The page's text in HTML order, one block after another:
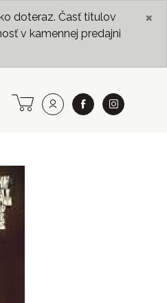
doteraz. Časť titulov
v kamennej predajni
×